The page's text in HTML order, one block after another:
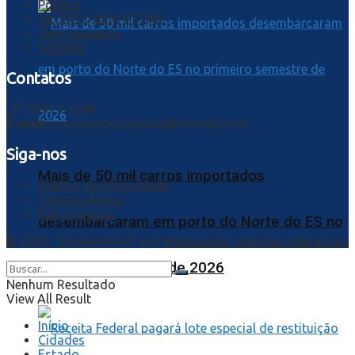
Mais de 50 mil carros importados
desembarcaram em porto do Norte do ES no
primeiro semestre de 2026
Política
SAÚDE & BEM-ESTAR
Sem categoria
SOCIAIS
Contatos
27 99913-5246
E-mail:jornalnortecapixaba@hotmail.com
Siga-nos
Política de privacidade
Termos de uso
Fale Conosco
© 2020 - Desenvolvido por Webmundo soluções Interativas
Nenhum Resultado
View All Result
Início
Cidades